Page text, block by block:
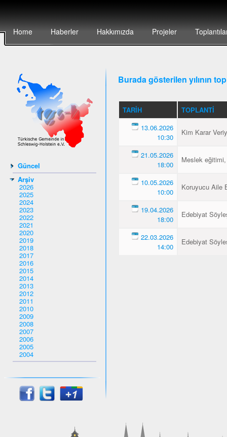
Home Haberler Hakkımızda Projeler
Güncel
Arşiv
2026
2025
2024
2023
2022
2021
2020
2019
2018
2017
2016
2015
2014
2013
2012
2011
2010
2009
2008
2007
2006
2005
2004
Burada gösterilen yılının
TARIH
TOPLANTI
13.06.2026
10:30
Kim Karar
21.05.2026
18:00
Meslek
10.05.2026
10:00
Koruyucu Aile
19.04.2026
18:00
Edebiyat
22.03.2026
14:00
Edebiyat